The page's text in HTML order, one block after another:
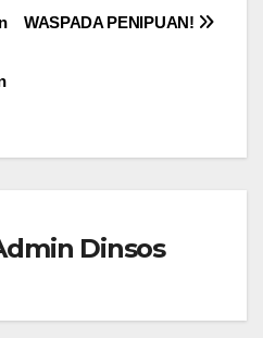
WASPADA PENIPUAN!
Dinsos